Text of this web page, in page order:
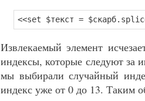
<<set $текст =
Извлекаемый элемент
индексы, которые следуют за
мы выбирали случайный
индекс уже от 0 до 13. Таким